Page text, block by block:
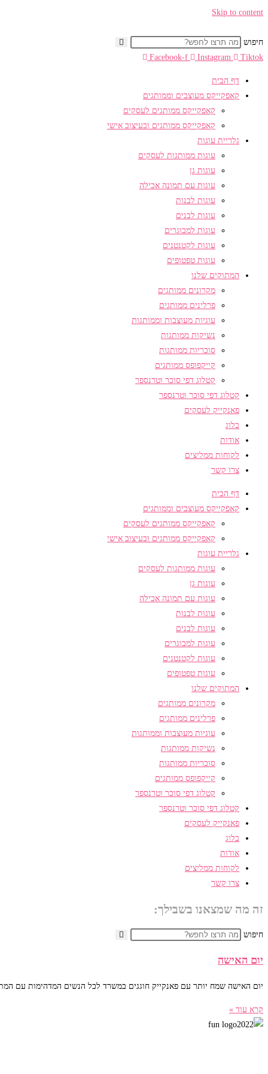
Skip to content
חיפוש
Facebook-f
Instagram Tiktok
דף הבית
קאפקייקס מעוצבים וממותגים
קאפקייקס ממותגים לעסקים
קאפקייקס ממותגים ובעיצוב אישי
גלריית עוגות
עוגות ממותגות לעסקים
עוגות גן
עוגות עם תמונה אכילה
עוגות לבנות
עוגות לבנים
עוגות למבוגרים
עוגות לקטנטנים
עוגות טפטופים
המתוקים שלנו
מקרונים ממותגים
פרלינים ממותגים
עוגיות מעוצבות וממותגות
נשיקות ממותגות
סוכריות ממותגות
קייקפופס ממותגים
קטלוג דפי סוכר וטרנספר
קטלוג דפי סוכר וטרנספר
פאנקייק לעסקים
בלוג
אודות
לקוחות ממליצים
צרו קשר
דף הבית
קאפקייקס מעוצבים וממותגים
קאפקייקס ממותגים לעסקים
קאפקייקס ממותגים ובעיצוב אישי
גלריית עוגות
עוגות ממותגות לעסקים
עוגות גן
עוגות עם תמונה אכילה
עוגות לבנות
עוגות לבנים
עוגות למבוגרים
עוגות לקטנטנים
עוגות טפטופים
המתוקים שלנו
מקרונים ממותגים
פרלינים ממותגים
עוגיות מעוצבות וממותגות
נשיקות ממותגות
סוכריות ממותגות
קייקפופס ממותגים
קטלוג דפי סוכר וטרנספר
קטלוג דפי סוכר וטרנספר
פאנקייק לעסקים
בלוג
אודות
לקוחות ממליצים
צרו קשר
זה מה שמצאנו בשבילך:
חיפוש
יום האישה
יום האישה שמח יותר עם פאנקייק חוגגים במשרד לכל הנשים המדהימות עם
קרא עוד »